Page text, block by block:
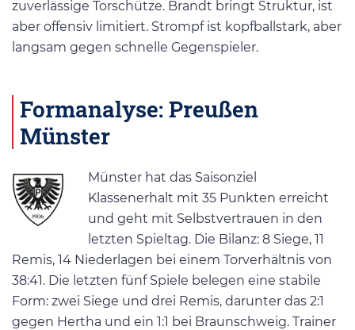
zuverlässige Torschütze. Brandt bringt Struktur, ist
aber offensiv limitiert. Strompf ist kopfballstark, aber
langsam gegen schnelle Gegenspieler.
Formanalyse: Preußen
Münster
Münster hat das Saisonziel
Klassenerhalt mit 35 Punkten erreicht
und geht mit Selbstvertrauen in den
letzten Spieltag. Die Bilanz: 8 Siege, 11
Remis, 14 Niederlagen bei einem Torverhältnis von
38:41. Die letzten fünf Spiele belegen eine stabile
Form: zwei Siege und drei Remis, darunter das 2:1
gegen Hertha und ein 1:1 bei Braunschweig. Trainer